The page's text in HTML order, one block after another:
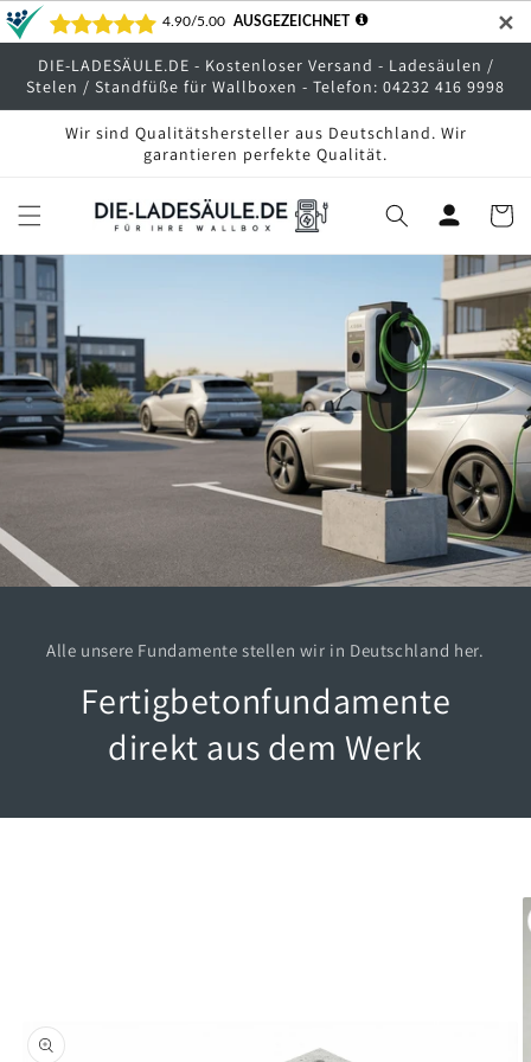
✕
Direkt
zum
Inhalt
DIE-LADESÄULE.DE - Kostenloser Versand - Ladesäulen /
Stelen / Standfüße für Wallboxen - Telefon: 04232 416 9998
Wir sind Qualitätshersteller aus Deutschland. Wir
garantieren perfekte Qualität.
Alle unsere Fundamente stellen wir in Deutschland her.
Fertigbetonfundamente
direkt aus dem Werk